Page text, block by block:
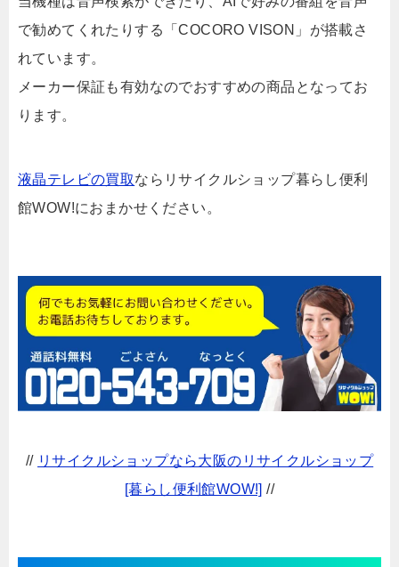
で勧めてくれたりする「COCORO VISON」が搭載さ
れています。
メーカー保証も有効なのでおすすめの商品となってお
ります。
液晶テレビの買取ならリサイクルショップ暮らし便利
館WOW!におまかせください。
// リサイクルショップなら大阪のリサイクルショップ
[暮らし便利館WOW!] //